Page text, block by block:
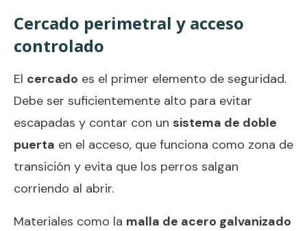
Cercado perimetral y acceso
controlado
El cercado es el primer elemento de seguridad.
Debe ser suficientemente alto para evitar
escapadas y contar con un sistema de doble
puerta en el acceso, que funciona como zona de
transición y evita que los perros salgan
corriendo al abrir.
Materiales como la malla de acero galvanizado